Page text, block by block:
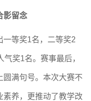
影留念
一等奖1名，二等奖2
奖1名。赛事最后，
圆满句号。本次大赛不
素养，更推动了教学改